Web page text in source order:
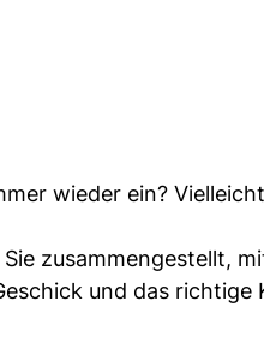
wieder ein?
zusammengestellt,
und das richtige